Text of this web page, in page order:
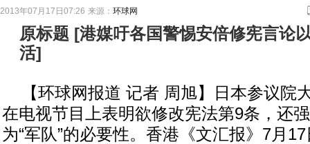
2013年07月17日07:26 来源： 环球网
原标题 [港媒吁各国警惕安倍修宪言论
活]
【环球网报道 记者 周旭】日本参议院
在电视节目上表明欲修改宪法第9条，还
为“军队”的必要性。香港《文汇报》7月